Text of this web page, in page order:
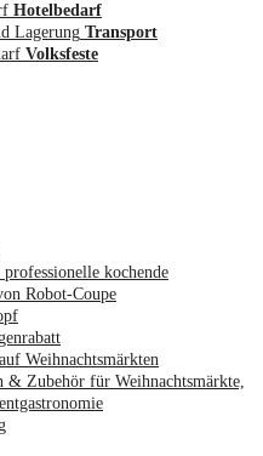
Hotelbedarf
Transport
Volksfeste
kochende
Robot-Coupe
Weihnachtsmärkten
& Zubehör für Weihnachtsmärkte,